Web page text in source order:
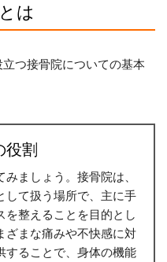
は
つ接骨院についての基本
役割
ましょう。接骨院は、
して扱う場所で、主に手
を整えることを目的とし
ざまな痛みや不快感に対
することで、身体の機能